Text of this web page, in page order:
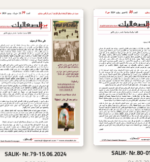
تحميل
SALIK- Nr.80- تحميل
SALIK- Nr.79-15.06.2024